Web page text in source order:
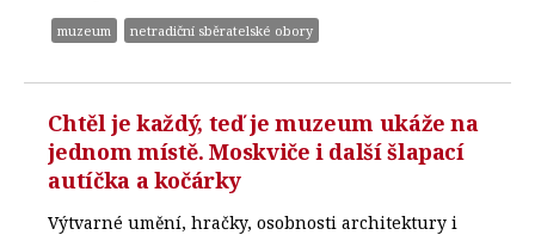
muzeum netradiční sběratelské obory
Chtěl je každý, teď je muzeum ukáže na
jednom místě. Moskviče i další šlapací
autíčka a kočárky
Výtvarné umění, hračky, osobnosti architektury i